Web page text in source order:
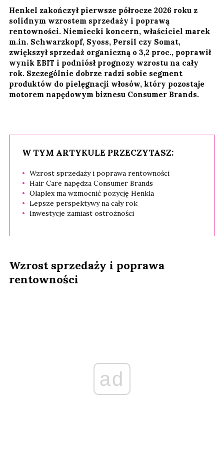
Henkel zakończył pierwsze półrocze 2026 roku z
solidnym wzrostem sprzedaży i poprawą
rentowności. Niemiecki koncern, właściciel marek
m.in. Schwarzkopf, Syoss, Persil czy Somat,
zwiększył sprzedaż organiczną o 3,2 proc., poprawił
wynik EBIT i podniósł prognozy wzrostu na cały
rok. Szczególnie dobrze radzi sobie segment
produktów do pielęgnacji włosów, który pozostaje
motorem napędowym biznesu Consumer Brands.
W TYM ARTYKULE PRZECZYTASZ:
Wzrost sprzedaży i poprawa rentowności
Hair Care napędza Consumer Brands
Olaplex ma wzmocnić pozycję Henkla
Lepsze perspektywy na cały rok
Inwestycje zamiast ostrożności
Wzrost sprzedaży i poprawa
rentowności
ad